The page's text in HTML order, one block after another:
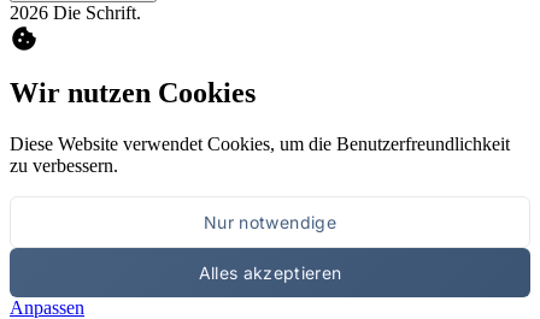
2026 Die Schrift.
cookie
Wir nutzen Cookies
Diese Website verwendet Cookies, um die Benutzerfreundlichkeit
zu verbessern.
Nur notwendige
Alles akzeptieren
Anpassen